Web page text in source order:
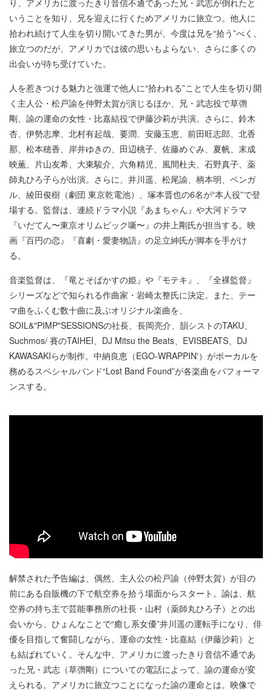
いうことを知り、兄を迎えに行くためアメリカに旅立つ。他人に
拾われ続けて人生を切り開いてきた男が、今度は兄を“拾う”べく、
旅立つのだが、アメリカでは彼の思いもよらない、さらに多くの
出会いが待ち受けていた。
人を惹きつける魅力と強運で他人に“拾われる”ことで人生を切り開
く主人公・松戸諭を仲野太賀が演じるほか、兄・武志役で草彅
剛、諭の運命の女性・比嘉結役で伊藤沙莉が共演。さらに、鈴木
杏、伊勢志摩、北村有起哉、要潤、安藤玉恵、前田旺志郎、北香
那、松本穂香、岸井ゆきの、田辺桃子、佐藤めぐみ、夏帆、末成
映薫、片山友希、大東駿介、六角精児、風間杜夫、石野真子、薬
師丸ひろ子らが出演。さらに、井川遥、松尾諭、柄本明、ベンガ
ル、綾田俊樹（劇団 東京乾電池）、塚本晋也の6名が“本人役”で登
場する。監督は、連続ドラマ小説『あまちゃん』や大河ドラマ
『いだてん〜東京オリムピック噺〜』の井上剛氏が担当する。映
画『百円の恋』『喜劇・愛妻物語』の足立紳氏が脚本を手がけ
る。
音楽監督は、『竜とそばかすの姫』や『モテキ』、『全裸監督』
シリーズなどで知られる作曲家・岩崎太整氏に決定。また、テー
マ曲をふくむ数十曲に及ぶオリジナル楽曲を、
SOIL&"PIMP"SESSIONSの社長、長岡亮介、韻シストのTAKU、
Suchmos/ 賽のTAIHEI、DJ Mitsu the Beats、EVISBEATS、DJ
KAWASAKIらが制作。中納良恵（EGO-WRAPPIN'）がボーカルを
務めるスペシャルバンド“Lost Band Found”が各楽曲をパフォーマ
ンスする。
解禁された予告編は、偶然、主人公の松戸諭（仲野太賀）が目の
前にある自販機の下で航空券を拾う場面からスタート。諭は、航
空券の持ち主で芸能事務所の社長・山村（薬師丸ひろ子）との出
会いから、ひょんなことで“癒し系女優”井川遥の運転手になり、俳
優を目指して奮闘しながら、運命の女性・比嘉結（伊藤沙莉）と
も結ばれていく。そんな中、アメリカに渡ったきり音信不通であ
った兄・武志（草彅剛）についての電話によって、諭の運命が変
えられる。アメリカに旅立つことになった諭の運命とは。映像で